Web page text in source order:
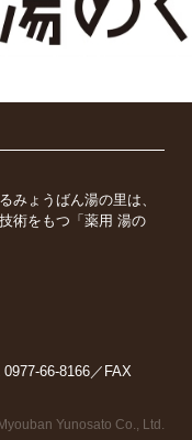
みょうばん湯の里は、
術をもつ「薬用 湯の
66-8166／FAX
Yunosato Co., Ltd.